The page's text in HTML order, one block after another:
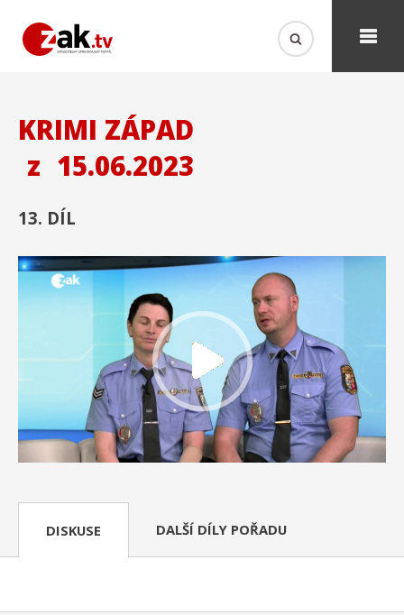
KRIMI ZÁPAD
z 15.06.2023
13. DÍL
DISKUSE DALŠÍ DÍLY POŘADU